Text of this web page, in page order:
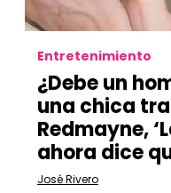
Entretenimiento
¿Debe un
una chica
Redmayne,
ahora dice
José Rivero